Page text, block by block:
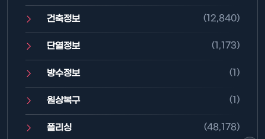
건축정보 (12,840)
단열정보 (1,173)
방수정보 (1)
원상복구 (1)
폴리싱 (48,178)